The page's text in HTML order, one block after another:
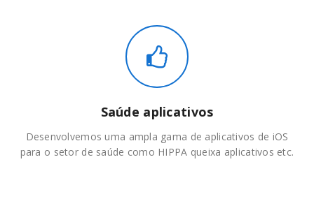
Saúde aplicativos
Desenvolvemos uma ampla gama de aplicativos de iOS
para o setor de saúde como HIPPA queixa aplicativos etc.